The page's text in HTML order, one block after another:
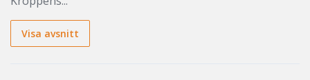
Visa avsnitt